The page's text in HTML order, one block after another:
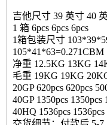
吉他尺寸 39 英寸 40
1 箱 6pcs 6pcs 6pcs
1箱包装尺寸
105*41*63=0.271CBM
净重 12.5KG 13KG
毛重 19KG 19KG
20GP 620pcs 620pcs
40GP 1350pcs 1350pcs
40HQ 1536pcs 1536pcs